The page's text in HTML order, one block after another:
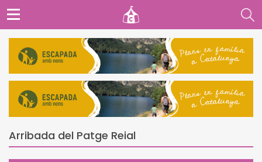
Arribada del Patge Reial